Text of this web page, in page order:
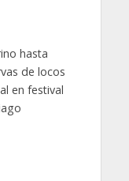
hasta
de locos
en festival